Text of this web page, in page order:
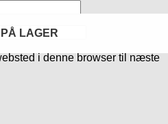
i denne browser til næste
PÅ LAGER
PÅ LAGER